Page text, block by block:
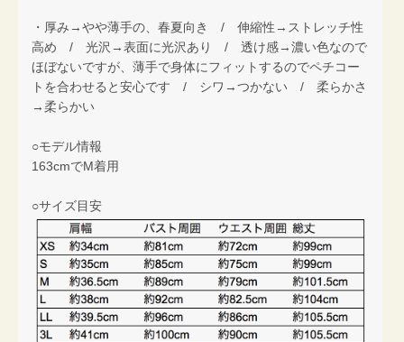
・厚み→やや薄手の、春夏向き / 伸縮性→ストレッチ性
高め / 光沢→表面に光沢あり / 透け感→濃い色なので
ほぼないですが、薄手で身体にフィットするのでペチコー
トを合わせると安心です / シワ→つかない / 柔らかさ
→柔らかい
○モデル情報
163cmでM着用
○サイズ目安